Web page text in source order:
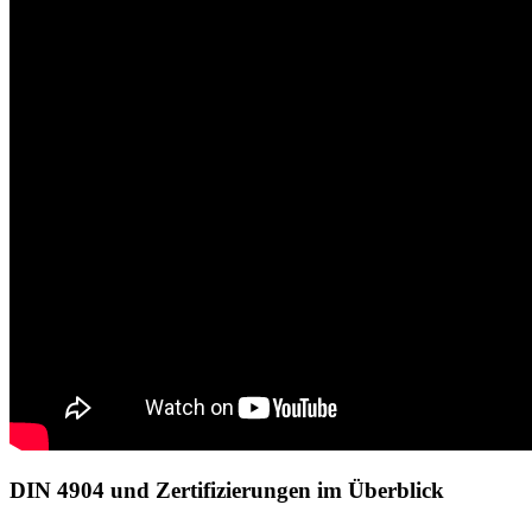
DIN 4904 und Zertifizierungen im Überblick